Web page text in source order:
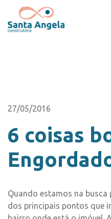
27/05/2016
6 coisas
Quando estamos na
dos principais pontos que